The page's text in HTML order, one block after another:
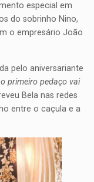
especial em
do sobrinho Nino,
o empresário João
pelo aniversariante
o primeiro pedaço vai
Bela nas redes
entre o caçula e a